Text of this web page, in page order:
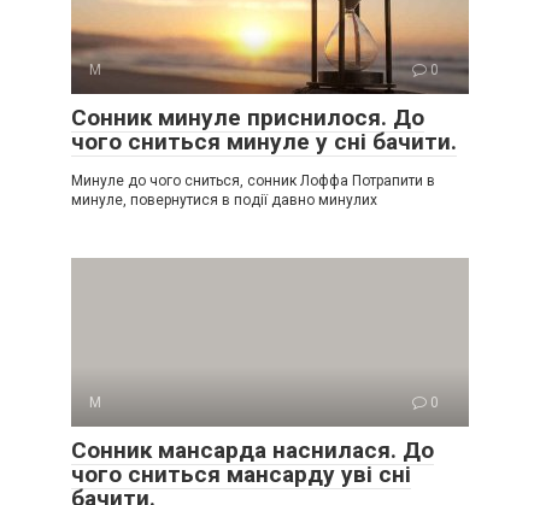
М 0
Сонник минуле приснилося. До
чого сниться минуле у сні бачити.
Минуле до чого сниться, сонник Лоффа Потрапити в
минуле, повернутися в події давно минулих
М 0
Сонник мансарда наснилася. До
чого сниться мансарду уві сні
бачити.